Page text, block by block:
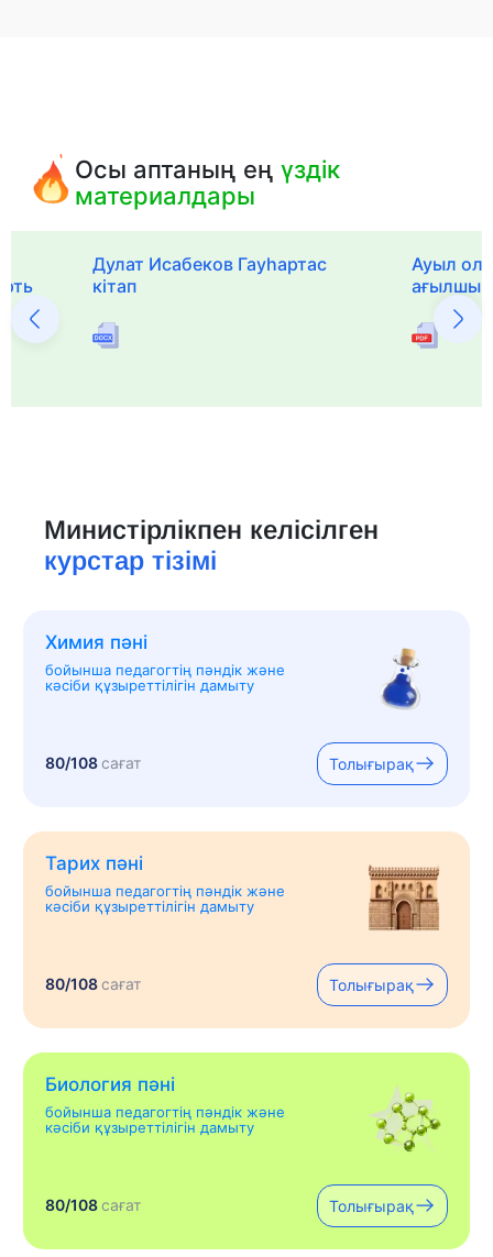
Осы аптаның еңүздік
материалдары
Дулат Исабеков Гауһартас
кітап
Ауыл
ағылшын
Министірлікпен келісілген
курстар тізімі
Химия пәні
бойынша педагогтің пәндік және
кәсіби құзыреттілігін дамыту
80/108сағат Толығырақ
Тарих пәні
бойынша педагогтің пәндік және
кәсіби құзыреттілігін дамыту
80/108сағат Толығырақ
Биология пәні
бойынша педагогтің пәндік және
кәсіби құзыреттілігін дамыту
80/108сағат Толығырақ